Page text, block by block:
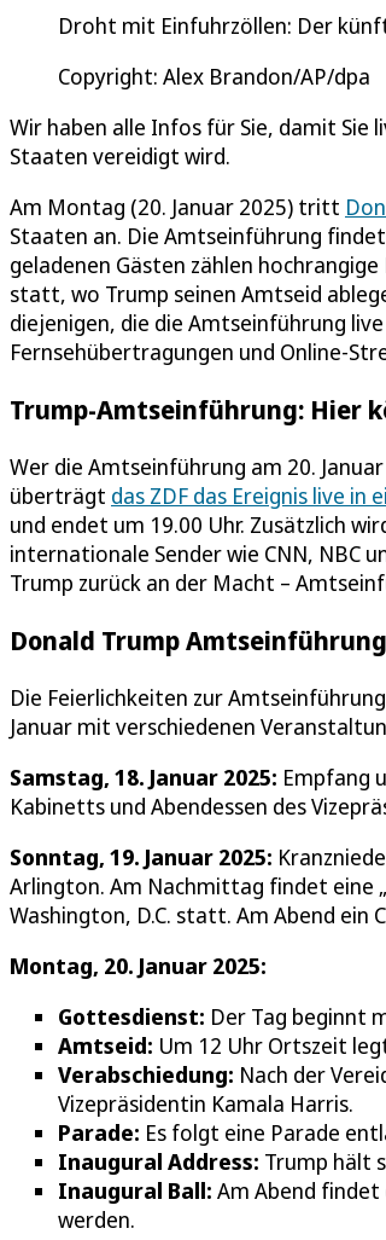
Droht mit Einfuhrzöllen: Der
Copyright: Alex Brandon/AP/dpa
Wir haben alle Infos für Sie, damit Sie
Staaten vereidigt wird.
Am Montag (20. Januar 2025) tritt
Staaten an. Die Amtseinführung
geladenen Gästen zählen
statt, wo Trump seinen Amtseid
diejenigen, die die Amtseinführung
Fernsehübertragungen und Online-
Trump-Amtseinführung: Hier
Wer die Amtseinführung am 20.
überträgt das ZDF das Ereignis live in
und endet um 19.00 Uhr. Zusätzlich
internationale Sender wie CNN, NBC
Trump zurück an der Macht –
Donald Trump
Die Feierlichkeiten zur
Januar mit verschiedenen
Samstag, 18. Januar 2025: Empfang
Kabinetts und Abendessen des
Sonntag, 19. Januar 2025:
Arlington. Am Nachmittag findet eine
Washington, D.C. statt. Am Abend ein
Montag, 20. Januar 2025:
Gottesdienst: Der Tag beginnt
Amtseid: Um 12 Uhr Ortszeit
Verabschiedung: Nach der
Vizepräsidentin Kamala Harris.
Parade: Es folgt eine Parade
Inaugural Address: Trump hält
Inaugural Ball: Am Abend
werden.